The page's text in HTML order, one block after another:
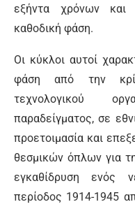
εξήντα χρόνων και
καθοδική φάση.
Οι κύκλοι αυτοί
φάση από την
τεχνολογικού
παραδείγματος, σε
προετοιμασία και
θεσμικών όπλων για
εγκαθίδρυση ενός
περίοδος 1914-1945